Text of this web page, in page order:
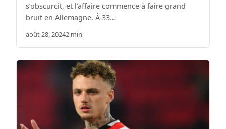
s’obscurcit, et l’affaire commence à faire grand
bruit en Allemagne. À 33…
août 28, 20242 min